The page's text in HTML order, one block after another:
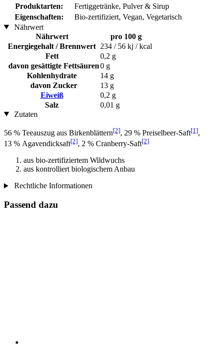
Produktarten:
Fertiggetränke, Pulver & Sirup
Eigenschaften:
Bio-zertifiziert, Vegan, Vegetarisch
Nährwert
Nährwert
pro 100 g
Energiegehalt / Brennwert 234 / 56 kj / kcal
Fett
0,2 g
davon gesättigte Fettsäuren0 g
Kohlenhydrate
14 g
davon Zucker
13 g
Eiweiß
0,2 g
Salz
0,01 g
Zutaten
56 % Teeauszug aus Birkenblättern[2], 29 % Preiselbeer-Saft[1],
13 % Agavendicksaft[2], 2 % Cranberry-Saft[2]
aus bio-zertifiziertem Wildwuchs
aus kontrolliert biologischem Anbau
Rechtliche Informationen
Passend dazu